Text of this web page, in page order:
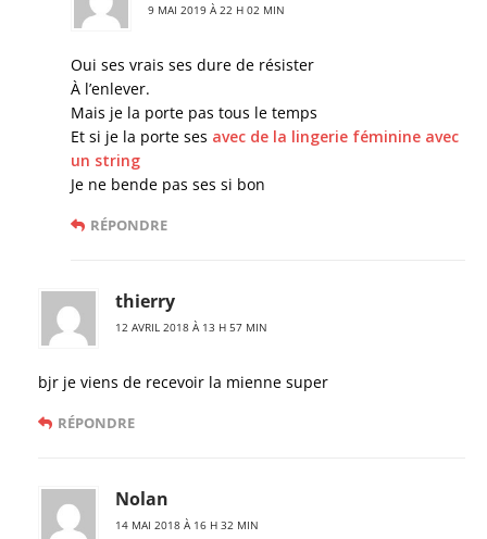
9 MAI 2019 À 22 H 02 MIN
Oui ses vrais ses dure de résister
À l’enlever.
Mais je la porte pas tous le temps
Et si je la porte ses avec de la lingerie féminine avec
un string
Je ne bende pas ses si bon
RÉPONDRE
thierry
12 AVRIL 2018 À 13 H 57 MIN
bjr je viens de recevoir la mienne super
RÉPONDRE
Nolan
14 MAI 2018 À 16 H 32 MIN